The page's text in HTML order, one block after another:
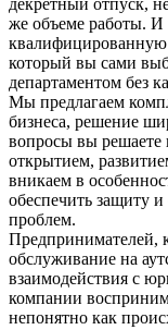
же объеме работы. И
который вы сами
департаментом без
Мы предлагаем
бизнеса, решение
вопросы вы
открытием,
вникаем в
обеспечить защиту
проблем.
Предпринимателей,
обслуживание на
взаимодействия с
компании
непонятно как